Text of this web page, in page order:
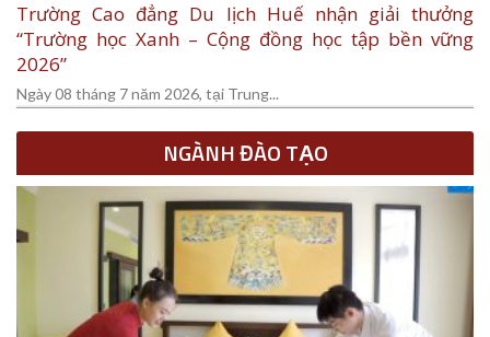
Trường Cao đẳng Du lịch Huế nhận giải thưởng
“Trường học Xanh – Cộng đồng học tập bền vững
2026”
Ngày 08 tháng 7 năm 2026, tại Trung...
NGÀNH ĐÀO TẠO